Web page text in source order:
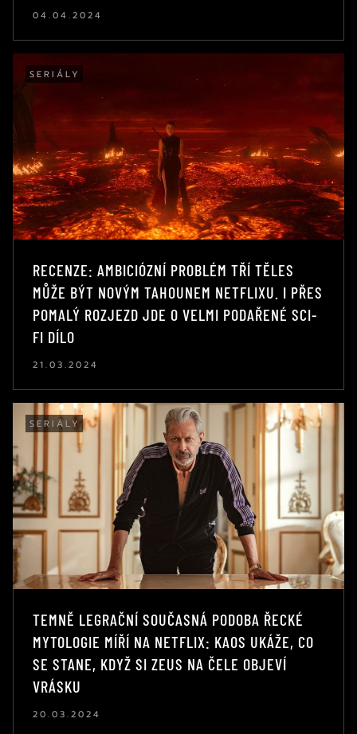
04.04.2024
SERIÁLY
RECENZE: AMBICIÓZNÍ PROBLÉM TŘÍ TĚLES
MŮŽE BÝT NOVÝM TAHOUNEM NETFLIXU. I PŘES
POMALÝ ROZJEZD JDE O VELMI PODAŘENÉ SCI-
FI DÍLO
21.03.2024
SERIÁLY
TEMNĚ LEGRAČNÍ SOUČASNÁ PODOBA ŘECKÉ
MYTOLOGIE MÍŘÍ NA NETFLIX: KAOS UKÁŽE, CO
SE STANE, KDYŽ SI ZEUS NA ČELE OBJEVÍ
VRÁSKU
20.03.2024